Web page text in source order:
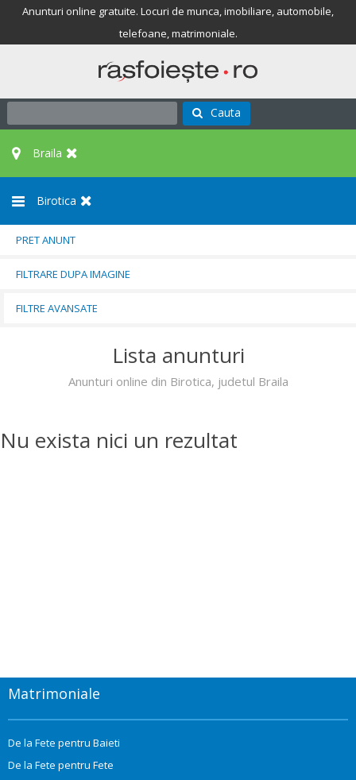
Anunturi online gratuite. Locuri de munca, imobiliare, automobile,
telefoane, matrimoniale.
Cauta
Braila
Birotica
PRET ANUNT
FILTRARE DUPA IMAGINE
FILTRE AVANSATE
Lista anunturi
Anunturi online din Birotica, judetul Braila
Nu exista nici un rezultat
Matrimoniale
De la Fete pentru Baieti
De la Fete pentru Fete